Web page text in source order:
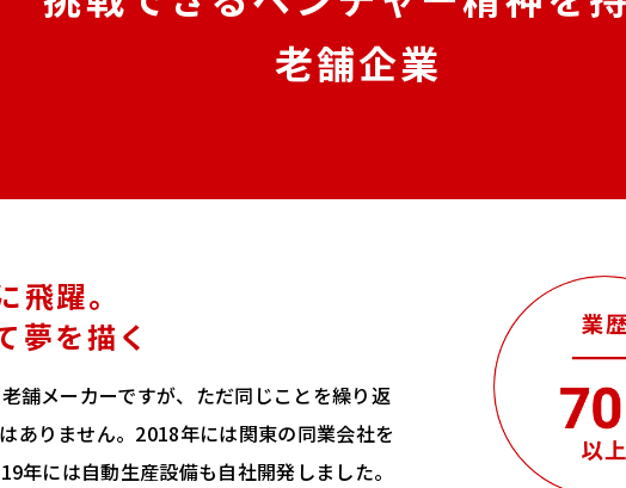
老舗企業
飛躍。
夢を描く
舗メーカーですが、ただ同じことを繰り返
ありません。2018年には関東の同業会社を
年には自動生産設備も自社開発しました。